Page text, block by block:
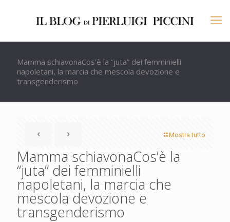
Mamma schiavonaCos’è la “juta” dei femminielli
napoletani, la marcia che mescola devozione e
transgenderismo
Mostra tutto
Mamma schiavonaCos’è la
“juta” dei femminielli
napoletani, la marcia che
mescola devozione e
transgenderismo